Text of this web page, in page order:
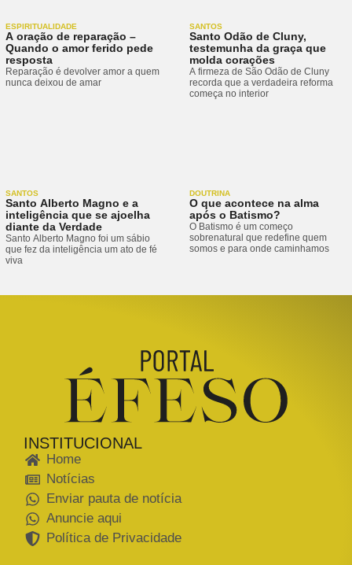
ESPIRITUALIDADE
A oração de reparação –
Quando o amor ferido pede
resposta
Reparação é devolver amor a quem
nunca deixou de amar
SANTOS
Santo Odão de Cluny,
testemunha da graça que
molda corações
A firmeza de São Odão de Cluny
recorda que a verdadeira reforma
começa no interior
SANTOS
Santo Alberto Magno e a
inteligência que se ajoelha
diante da Verdade
Santo Alberto Magno foi um sábio
que fez da inteligência um ato de fé
viva
DOUTRINA
O que acontece na alma
após o Batismo?
O Batismo é um começo
sobrenatural que redefine quem
somos e para onde caminhamos
INSTITUCIONAL
Home
Notícias
Enviar pauta de notícia
Anuncie aqui
Política de Privacidade